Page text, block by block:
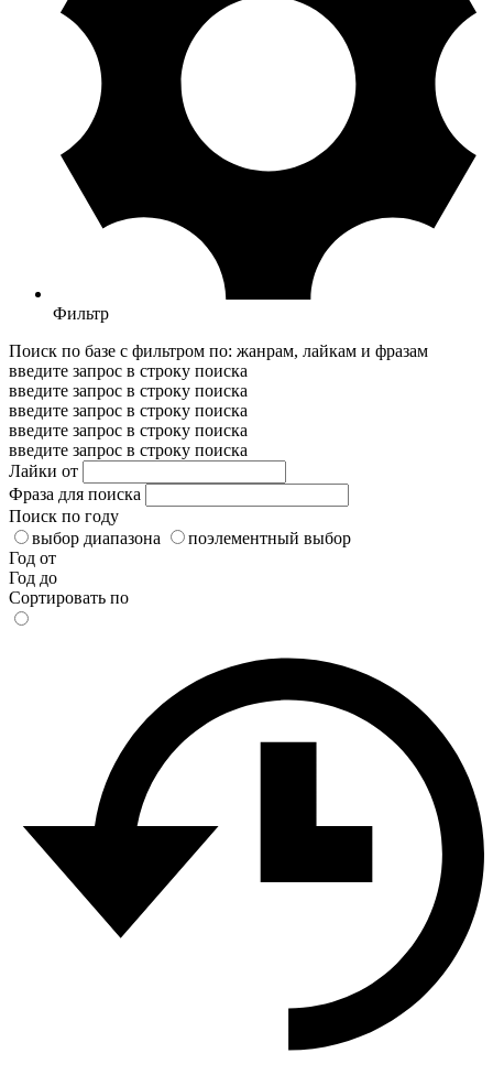
Фильтр
Поиск по базе с фильтром по: жанрам, лайкам и фразам
введите запрос в строку поиска
введите запрос в строку поиска
введите запрос в строку поиска
введите запрос в строку поиска
введите запрос в строку поиска
Лайки от
Фраза для поиска
Поиск по году
выбор диапазона
поэлементный выбор
Год от
Год до
Сортировать по